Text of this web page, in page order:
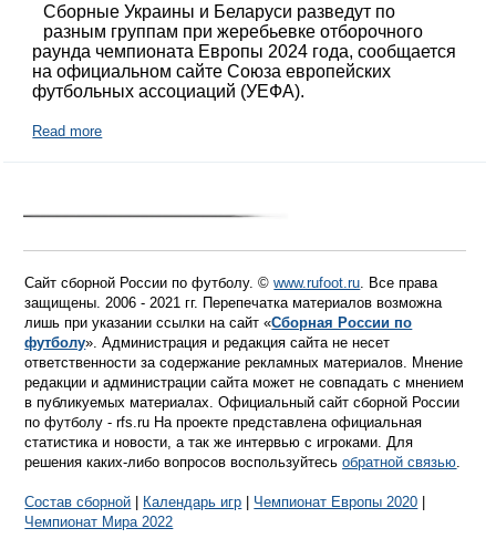
Сборные Украины и Беларуси разведут по
разным группам при жеребьевке отборочного
раунда чемпионата Европы 2024 года, сообщается
на официальном сайте Союза европейских
футбольных ассоциаций (УЕФА).
Read more
Сайт сборной России по футболу. ©www.rufoot.ru. Все права
защищены. 2006 - 2021 гг. Перепечатка материалов возможна
лишь при указании ссылки на сайт «Сборная России по
футболу». Администрация и редакция сайта не несет
ответственности за содержание рекламных материалов. Мнение
редакции и администрации сайта может не совпадать с мнением
в публикуемых материалах. Официальный сайт сборной России
по футболу - rfs.ru На проекте представлена официальная
статистика и новости, а так же интервью с игроками. Для
решения каких-либо вопросов воспользуйтесьобратной связью.
Состав сборной Календарь игр Чемпионат Европы 2020
Чемпионат Мира 2022